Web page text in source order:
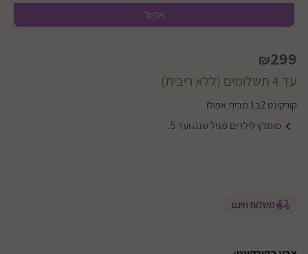
אפור
₪299
עד 4 תשלומים (ללא ריבית)
קורקינט 2ב1 מבית אפולו
מומלץ לילדים מגיל שנה ועד 5.
משלוח חינם